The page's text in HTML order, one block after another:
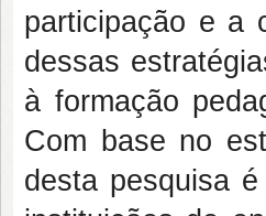
participação e a
dessas
à formação
Com base no
desta pesquisa